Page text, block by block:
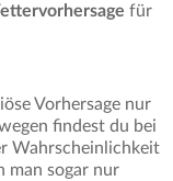
für
Vorhersage nur
findest du bei
Wahrscheinlichkeit
man sogar nur